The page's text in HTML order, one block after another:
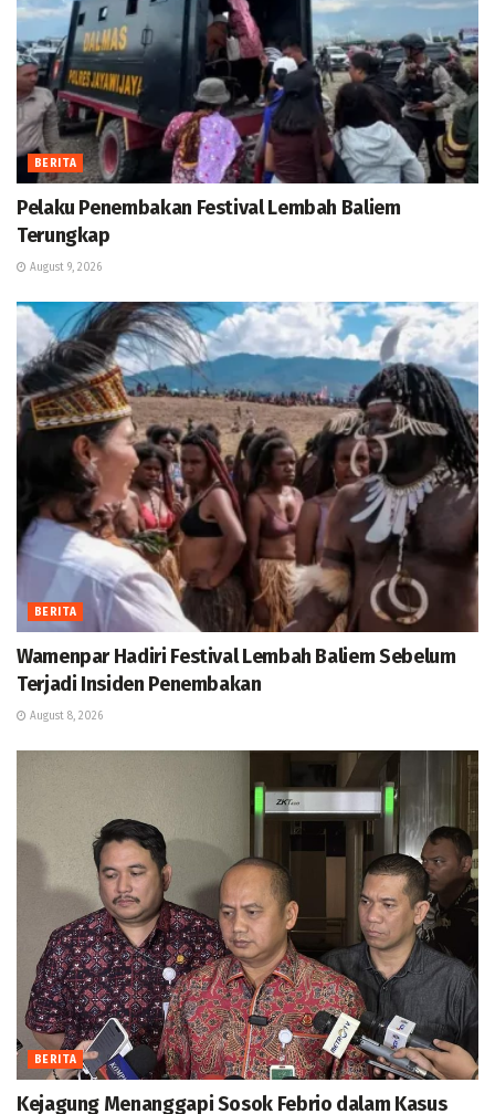
BERITA
Pelaku Penembakan Festival Lembah Baliem
Terungkap
August 9, 2026
BERITA
Wamenpar Hadiri Festival Lembah Baliem Sebelum
Terjadi Insiden Penembakan
August 8, 2026
BERITA
Kejagung Menanggapi Sosok Febrio dalam Kasus